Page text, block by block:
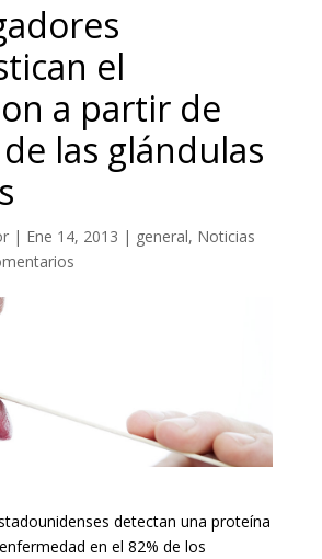
el
a partir de
las glándulas
| Ene 14, 2013 | general, Noticias
detectan una proteína
en el 82% de los